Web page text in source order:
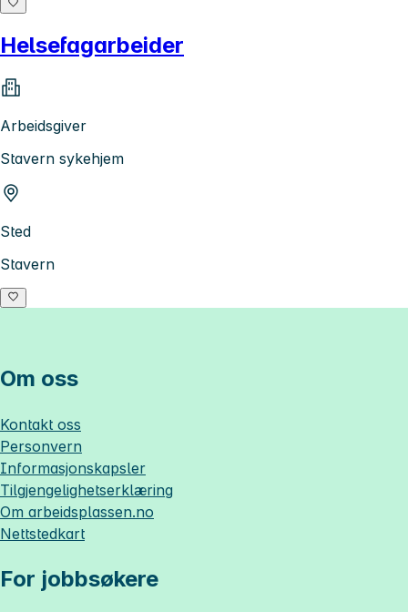
Helsefagarbeider
Arbeidsgiver
Stavern sykehjem
Sted
Stavern
Om oss
Kontakt oss
Personvern
Informasjonskapsler
Tilgjengelighetserklæring
Om arbeidsplassen.no
Nettstedkart
For jobbsøkere